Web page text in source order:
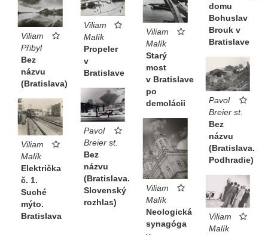
domu
Bohuslav
Brouk v
Bratislave
Viliam
Malík
Propeler
v
Bratislave
Viliam
Malík
Starý
most
v Bratislave
po
demolácii
Viliam
Přibyl
Bez
názvu
(Bratislava)
Pavol
Breier st.
Bez
názvu
(Bratislava.
Podhradie)
Pavol
Breier st.
Bez
názvu
(Bratislava.
Slovenský
rozhlas)
Viliam
Malík
Električka
č. 1.
Suché
mýto.
Bratislava
Viliam
Malík
Neologická
synagóga
Viliam
Malík